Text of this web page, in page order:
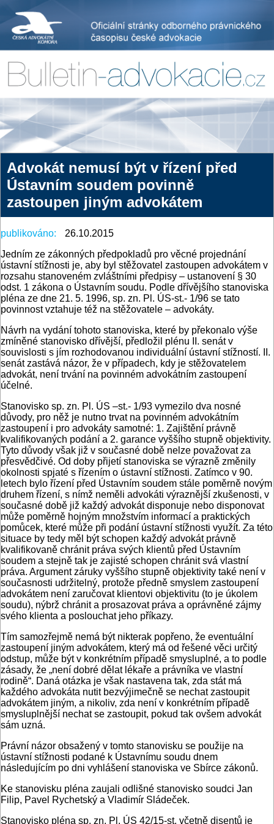
Advokát nemusí být v řízení před
Ústavním soudem povinně
zastoupen jiným advokátem
publikováno:
26.10.2015
Jedním ze zákonných předpokladů pro věcné projednání
ústavní stížnosti je, aby byl stěžovatel zastoupen advokátem v
rozsahu stanoveném zvláštními předpisy – ustanovení § 30
odst. 1 zákona o Ústavním soudu. Podle dřívějšího stanoviska
pléna ze dne 21. 5. 1996, sp. zn. Pl. ÚS-st.- 1/96 se tato
povinnost vztahuje též na stěžovatele – advokáty.
Návrh na vydání tohoto stanoviska, které by překonalo výše
zmíněné stanovisko dřívější, předložil plénu II. senát v
souvislosti s jím rozhodovanou individuální ústavní stížností. II.
senát zastává názor, že v případech, kdy je stěžovatelem
advokát, není trvání na povinném advokátním zastoupení
účelné.
Stanovisko sp. zn. Pl. ÚS –st.- 1/93 vymezilo dva nosné
důvody, pro něž je nutno trvat na povinném advokátním
zastoupení i pro advokáty samotné: 1. Zajištění právně
kvalifikovaných podání a 2. garance vyššího stupně objektivity.
Tyto důvody však již v současné době nelze považovat za
přesvědčivé. Od doby přijetí stanoviska se výrazně změnily
okolnosti spjaté s řízením o ústavní stížnosti. Zatímco v 90.
letech bylo řízení před Ústavním soudem stále poměrně novým
druhem řízení, s nímž neměli advokáti výraznější zkušenosti, v
současné době již každý advokát disponuje nebo disponovat
může poměrně hojným množstvím informací a praktických
pomůcek, které může při podání ústavní stížnosti využít. Za této
situace by tedy měl být schopen každý advokát právně
kvalifikovaně chránit práva svých klientů před Ústavním
soudem a stejně tak je zajisté schopen chránit svá vlastní
práva. Argument záruky vyššího stupně objektivity také není v
současnosti udržitelný, protože předně smyslem zastoupení
advokátem není zaručovat klientovi objektivitu (to je úkolem
soudu), nýbrž chránit a prosazovat práva a oprávněné zájmy
svého klienta a poslouchat jeho příkazy.
Tím samozřejmě nemá být nikterak popřeno, že eventuální
zastoupení jiným advokátem, který má od řešené věci určitý
odstup, může být v konkrétním případě smysluplné, a to podle
zásady, že „není dobré dělat lékaře a právníka ve vlastní
rodině“. Daná otázka je však nastavena tak, zda stát má
každého advokáta nutit bezvýjimečně se nechat zastoupit
advokátem jiným, a nikoliv, zda není v konkrétním případě
smysluplnější nechat se zastoupit, pokud tak ovšem advokát
sám uzná.
Právní názor obsažený v tomto stanovisku se použije na
ústavní stížnosti podané k Ústavnímu soudu dnem
následujícím po dni vyhlášení stanoviska ve Sbírce zákonů.
Ke stanovisku pléna zaujali odlišné stanovisko soudci Jan
Filip, Pavel Rychetský a Vladimír Sládeček.
Stanovisko pléna sp. zn. Pl. ÚS 42/15-st. včetně disentů je